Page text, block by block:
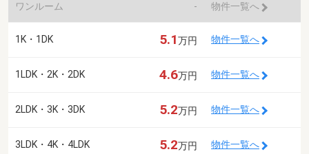
ワンルーム - 物件一覧へ
1K・1DK 5.1万円 物件一覧へ
1LDK・2K・2DK 4.6万円 物件一覧へ
2LDK・3K・3DK 5.2万円 物件一覧へ
3LDK・4K・4LDK 5.2万円 物件一覧へ